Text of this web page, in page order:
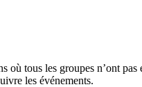
où tous les groupes n’ont
les événements.